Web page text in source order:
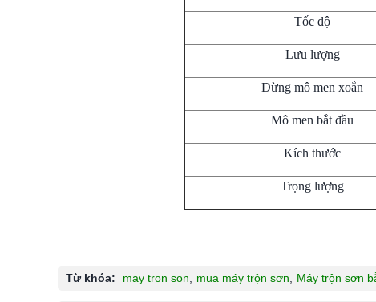
Tốc độ
Lưu lượng
Dừng mô men xoắn
Mô men bắt đầu
Kích thước
Trọng lượng
Từ khóa: may tron son mua máy trộn sơn Máy trộn sơn